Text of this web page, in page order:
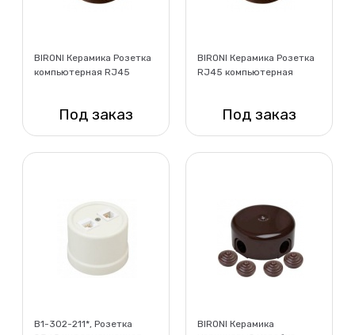
BIRONI Керамика Розетка
компьютерная RJ45
Под заказ
Нет в наличии
BIRONI Керамика Розетка
RJ45 компьютерная
Под заказ
Нет в наличии
B1-302-211*, Розетка
BIRONI Керамика